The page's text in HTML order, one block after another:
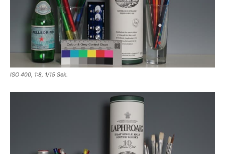
ISO 400, 1:8, 1/15 Sek.